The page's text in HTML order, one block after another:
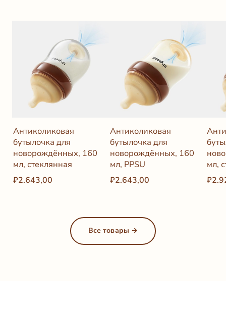
Антиколиковая
бутылочка для
новорождённых, 160
мл, стеклянная
₽2.643,00
Антиколиковая
бутылочка для
новорождённых, 160
мл, PPSU
₽2.643,00
мл,
Все товары →